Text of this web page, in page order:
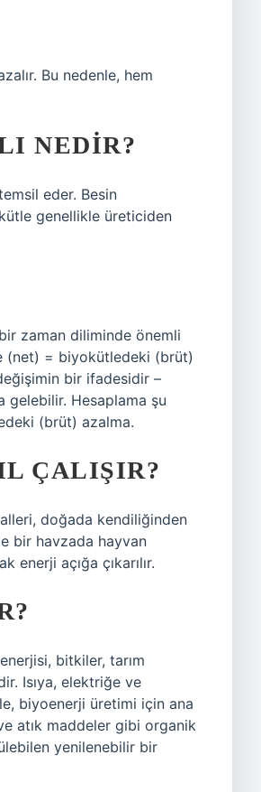
Bu nedenle, hem
NEDIR?
eder. Besin
genellikle üreticiden
zaman diliminde önemli
(net) = biyokütledeki (brüt)
bir ifadesidir –
Hesaplama şu
(brüt) azalma.
ÇALIŞIR?
doğada kendiliğinden
bir havzada hayvan
enerji açığa çıkarılır.
bitkiler, tarım
Isıya, elektriğe ve
biyoenerji üretimi için ana
atık maddeler gibi organik
yenilenebilir bir